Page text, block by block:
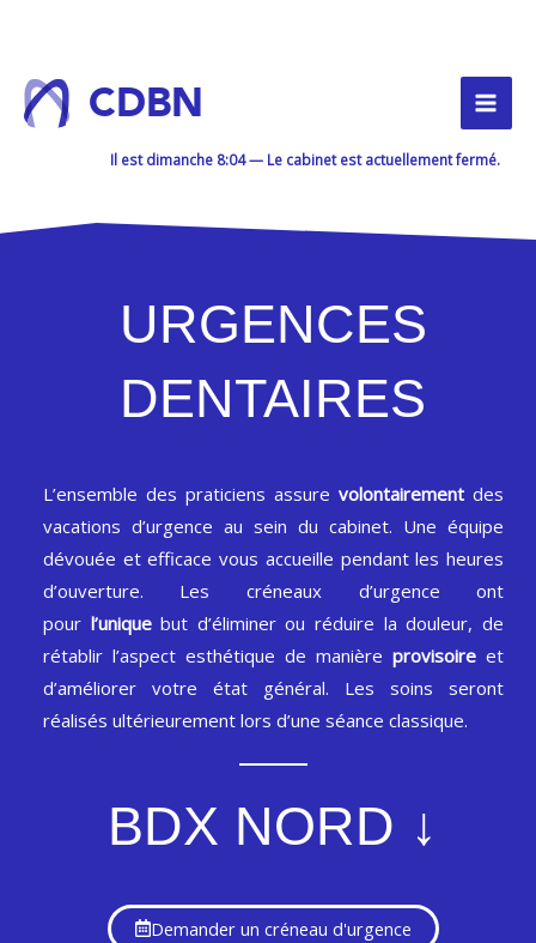
contenu
CDBN
Il estdimanche 8:04— Le cabinet est actuellement fermé.
URGENCES
DENTAIRES
L’ensemble des praticiens assurevolontairementdes
vacations d’urgence au sein du cabinet. Une équipe
dévouée et efficace vous accueille pendant les heures
d’ouverture. Les créneaux d’urgence ont
pour l’uniquebut d’éliminer ou réduire la douleur, de
rétablir l’aspect esthétique de manièreprovisoireet
d’améliorer votre état général. Les soins seront
réalisés ultérieurement lors d’une séance classique.
BDX NORD ↓
Demander un créneau d'urgence